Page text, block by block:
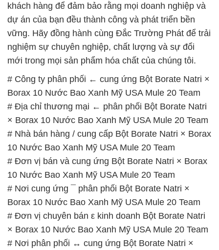
khách hàng để đảm bảo rằng mọi doanh nghiệp và
dự án của bạn đều thành công và phát triển bền
vững. Hãy đồng hành cùng Đắc Trường Phát để trải
nghiệm sự chuyên nghiệp, chất lượng và sự đổi
mới trong mọi sản phẩm hóa chất của chúng tôi.
# Công ty phân phối ← cung ứng Bột Borate Natri ×
Borax 10 Nước Bao Xanh Mỹ USA Mule 20 Team
# Địa chỉ thương mại ← phân phối Bột Borate Natri
× Borax 10 Nước Bao Xanh Mỹ USA Mule 20 Team
# Nhà bán hàng / cung cấp Bột Borate Natri × Borax
10 Nước Bao Xanh Mỹ USA Mule 20 Team
# Đơn vị bán và cung ứng Bột Borate Natri × Borax
10 Nước Bao Xanh Mỹ USA Mule 20 Team
# Nơi cung ứng ¯ phân phối Bột Borate Natri ×
Borax 10 Nước Bao Xanh Mỹ USA Mule 20 Team
# Đơn vị chuyên bán ε kinh doanh Bột Borate Natri
× Borax 10 Nước Bao Xanh Mỹ USA Mule 20 Team
# Nơi phân phối ↔ cung ứng Bột Borate Natri ×